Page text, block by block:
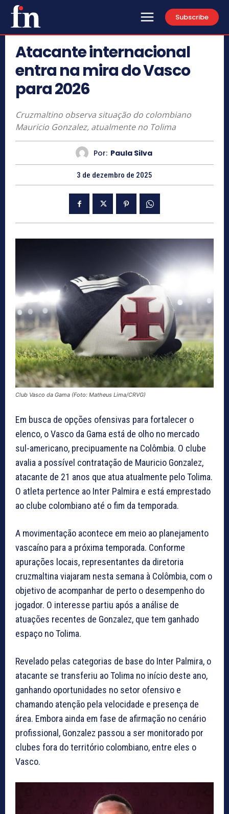
Subscribe
Atacante internacional
entra na mira do Vasco
para 2026
Cruzmaltino observa situação do colombiano
Mauricio Gonzalez, atualmente no Tolima
Por: Paula Silva
3 de dezembro de 2025
Club Vasco da Gama (Foto: Matheus Lima/CRVG)
Em busca de opções ofensivas para fortalecer o
elenco, o Vasco da Gama está de olho no mercado
sul-americano, precipuamente na Colômbia. O clube
avalia a possível contratação de Mauricio Gonzalez,
atacante de 21 anos que atua atualmente pelo Tolima.
O atleta pertence ao Inter Palmira e está emprestado
ao clube colombiano até o fim da temporada.
A movimentação acontece em meio ao planejamento
vascaíno para a próxima temporada. Conforme
apurações locais, representantes da diretoria
cruzmaltina viajaram nesta semana à Colômbia, com o
objetivo de acompanhar de perto o desempenho do
jogador. O interesse partiu após a análise de
atuações recentes de Gonzalez, que tem ganhado
espaço no Tolima.
Revelado pelas categorias de base do Inter Palmira, o
atacante se transferiu ao Tolima no início deste ano,
ganhando oportunidades no setor ofensivo e
chamando atenção pela velocidade e presença de
área. Embora ainda em fase de afirmação no cenário
profissional, Gonzalez passou a ser monitorado por
clubes fora do território colombiano, entre eles o
Vasco.